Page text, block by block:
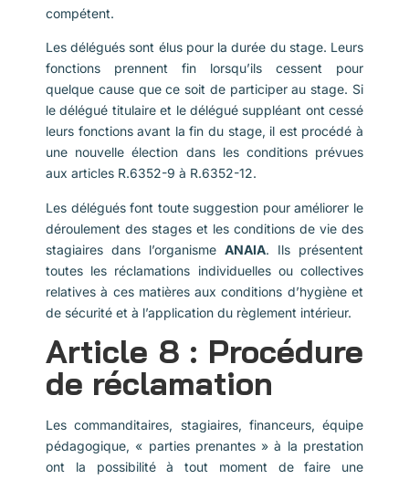
compétent.
Les délégués sont élus pour la durée du stage. Leurs
fonctions prennent fin lorsqu’ils cessent pour
quelque cause que ce soit de participer au stage. Si
le délégué titulaire et le délégué suppléant ont cessé
leurs fonctions avant la fin du stage, il est procédé à
une nouvelle élection dans les conditions prévues
aux articles R.6352-9 à R.6352-12.
Les délégués font toute suggestion pour améliorer le
déroulement des stages et les conditions de vie des
stagiaires dans l’organisme ANAIA. Ils présentent
toutes les réclamations individuelles ou collectives
relatives à ces matières aux conditions d’hygiène et
de sécurité et à l’application du règlement intérieur.
Article 8 : Procédure
de réclamation
Les commanditaires, stagiaires, financeurs, équipe
pédagogique, « parties prenantes » à la prestation
ont la possibilité à tout moment de faire une